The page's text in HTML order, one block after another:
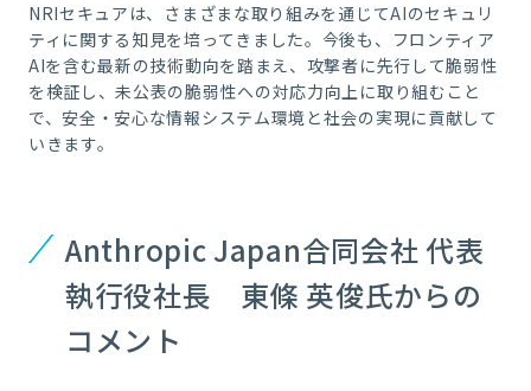
NRIセキュアは、さまざまな取り組みを通じてAIのセキュリ
ティに関する知見を培ってきました。今後も、フロンティア
AIを含む最新の技術動向を踏まえ、攻撃者に先行して脆弱性
を検証し、未公表の脆弱性への対応力向上に取り組むこと
で、安全・安心な情報システム環境と社会の実現に貢献して
いきます。
Anthropic Japan合同会社 代表
執行役社長 東條 英俊氏からの
コメント